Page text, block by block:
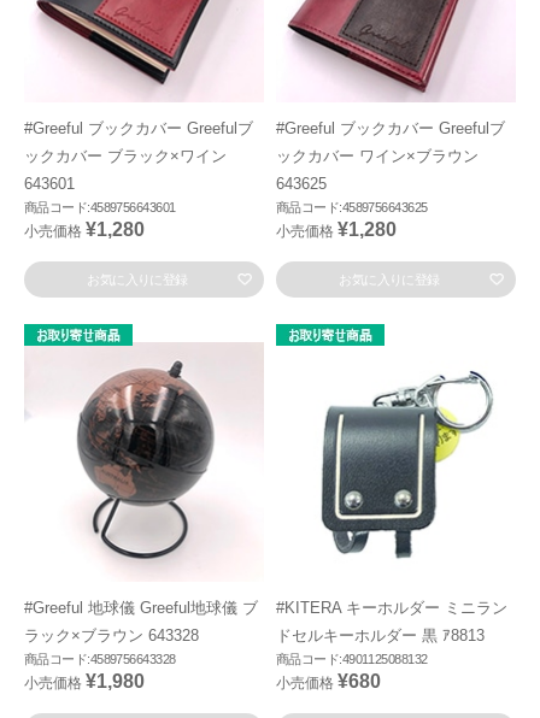
#Greeful ブックカバー Greefulブ
ックカバー ブラック×ワイン
643601
商品コード:4589756643601
小売価格 ¥1,280
お気に入りに登録
#Greeful ブックカバー Greefulブ
ックカバー ワイン×ブラウン
643625
商品コード:4589756643625
小売価格 ¥1,280
お気に入りに登録
#Greeful 地球儀 Greeful地球儀 ブ
ラック×ブラウン 643328
商品コード:4589756643328
小売価格 ¥1,980
#KITERA キーホルダー ミニラン
ドセルキーホルダー 黒 ｱ8813
商品コード:4901125088132
小売価格 ¥680